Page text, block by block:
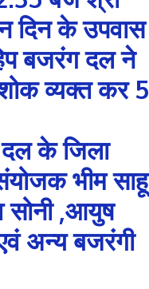
दिन के उपवास
बजरंग दल ने
शोक व्यक्त कर 5
दल के जिला
भीम
,आयुष
अन्य बजरंगी